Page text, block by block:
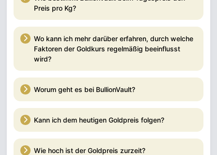
Preis pro Kg?
Wo kann ich mehr darüber erfahren, durch welche
Faktoren der Goldkurs regelmäßig beeinflusst
wird?
Worum geht es bei BullionVault?
Kann ich dem heutigen Goldpreis folgen?
Wie hoch ist der Goldpreis zurzeit?